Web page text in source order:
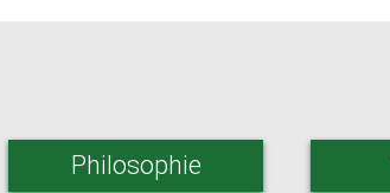
Philosophie